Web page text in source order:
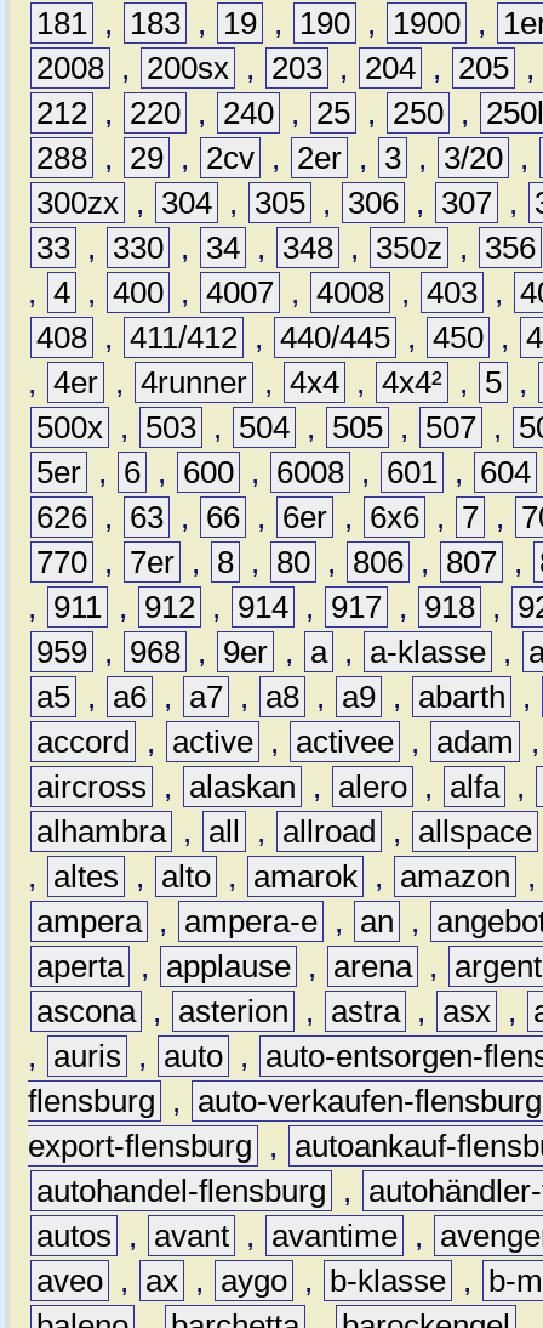
181 , 183 , 19 , 190 , 1900 ,
2008 , 200sx , 203 , 204 , 205 ,
212 , 220 , 240 , 25 , 250 ,
288 , 29 , 2cv , 2er , 3 , 3/20 ,
300zx , 304 , 305 , 306 , 307 ,
33 , 330 , 34 , 348 , 350z ,
356
, 4 , 400 , 4007 , 4008 , 403 ,
408 , 411/412 , 440/445 , 450 ,
, 4er , 4runner , 4x4 , 4x4² , 5 ,
500x , 503 , 504 , 505 , 507 ,
5er , 6 , 600 , 6008 , 601 , 604
626 , 63 , 66 , 6er , 6x6 , 7 ,
770 , 7er , 8 , 80 , 806 , 807 ,
,
911 , 912 , 914 , 917 , 918 ,
959 , 968 , 9er , a , a-klasse ,
a5 , a6 , a7 , a8 , a9 , abarth
,
accord
, active , activee , adam
aircross
, alaskan , alero , alfa ,
alhambra , all , allroad , allspace
,
altes , alto , amarok , amazon
ampera , ampera-e , an ,
aperta , applause , arena ,
ascona , asterion , astra , asx ,
,
auris , auto ,
auto-entsorgen-
flensburg
,
auto-verkaufen-flensburg
export-flensburg
,
autoankauf-
autohandel-flensburg
,
autos
, avant , avantime ,
aveo , ax , aygo , b-klasse ,
b-